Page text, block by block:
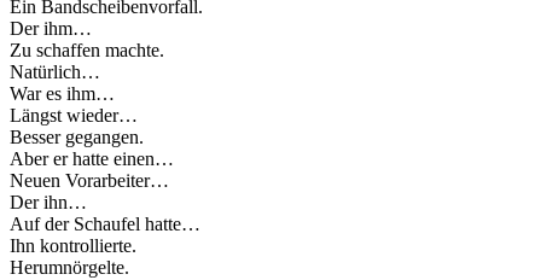
Ein Bandscheibenvorfall.
Der ihm…
Zu schaffen machte.
Natürlich…
War es ihm…
Längst wieder…
Besser gegangen.
Aber er hatte einen…
Neuen Vorarbeiter…
Der ihn…
Auf der Schaufel hatte…
Ihn kontrollierte.
Herumnörgelte.